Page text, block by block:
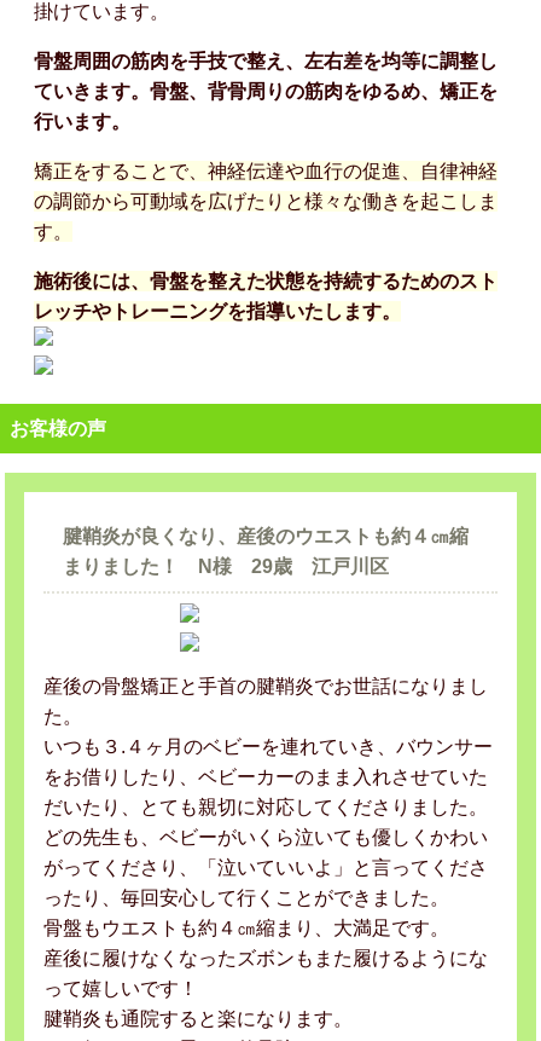
掛けています。
骨盤周囲の筋肉を手技で整え、左右差を均等に調整し
ていきます。骨盤、背骨周りの筋肉をゆるめ、矯正を
行います。
矯正をすることで、神経伝達や血行の促進、自律神経
の調節から可動域を広げたりと様々な働きを起こしま
す。
施術後には、骨盤を整えた状態を持続するためのスト
レッチやトレーニングを指導いたします。
お客様の声
腱鞘炎が良くなり、産後のウエストも約４㎝縮
まりました！ N様 29歳 江戸川区
産後の骨盤矯正と手首の腱鞘炎でお世話になりまし
た。
いつも３.４ヶ月のベビーを連れていき、バウンサー
をお借りしたり、ベビーカーのまま入れさせていた
だいたり、とても親切に対応してくださりました。
どの先生も、ベビーがいくら泣いても優しくかわい
がってくださり、「泣いていいよ」と言ってくださ
ったり、毎回安心して行くことができました。
骨盤もウエストも約４㎝縮まり、大満足です。
産後に履けなくなったズボンもまた履けるようにな
って嬉しいです！
腱鞘炎も通院すると楽になります。